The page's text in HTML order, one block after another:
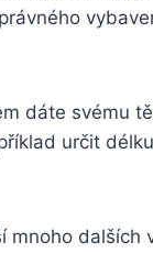
dáte svému
určit